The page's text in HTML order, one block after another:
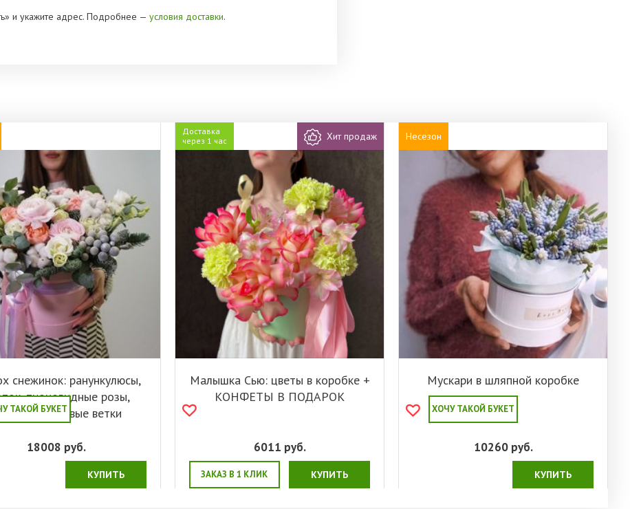
и укажите адрес. Подробнее — условия доставки.
снежинок: ранункулюсы,
пионовидные розы,
еловые ветки
18008 руб.
ТАКОЙ БУКЕТ
КУПИТЬ
Доставка
через 1 час
Хит продаж
Малышка Сью: цветы в коробке +
КОНФЕТЫ В ПОДАРОК
6011 руб.
ЗАКАЗ В 1 КЛИК КУПИТЬ
Несезон
Мускари в шляпной коробке
10260руб.
ХОЧУ ТАКОЙ БУКЕТ
КУПИТЬ